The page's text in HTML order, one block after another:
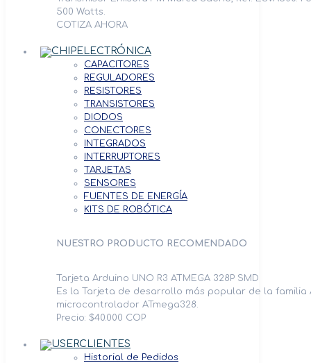
500 Watts.
COTIZA AHORA
ELECTRÓNICA
CAPACITORES
REGULADORES
RESISTORES
TRANSISTORES
DIODOS
CONECTORES
INTEGRADOS
INTERRUPTORES
TARJETAS
SENSORES
FUENTES DE ENERGÍA
KITS DE ROBÓTICA
NUESTRO PRODUCTO RECOMENDADO
Tarjeta Arduino UNO R3 ATMEGA 328P SMD
Es la Tarjeta de desarrollo más popular de la familia
microcontrolador ATmega328.
Precio: $40.000 COP
CLIENTES
Historial de Pedidos